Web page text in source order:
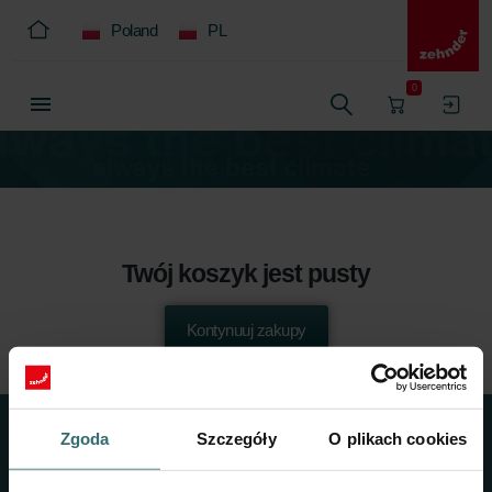
Zgoda Szczegóły O plikach cookies
Poland PL
0
Twój koszyk jest pusty
Kontynuuj zakupy
O nas